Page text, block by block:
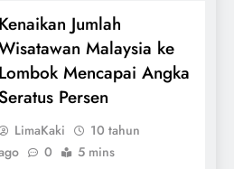
Kenaikan Jumlah
Malaysia ke
Lombok Mencapai Angka
Seratus Persen
LimaKaki
10 tahun
0 5 mins